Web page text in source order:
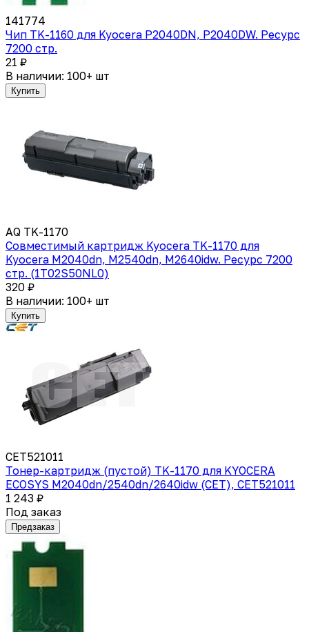
141774
Чип TK-1160 для Kyocera P2040DN, P2040DW. Ресурс
7200 стр.
21 ₽
В наличии: 100+ шт
Купить
AQ TK-1170
Cовместимый картридж Kyocera TK-1170 для
Kyocera M2040dn, M2540dn, M2640idw. Ресурс 7200
стр. (1T02S50NL0)
320 ₽
В наличии: 100+ шт
Купить
CET521011
Тонер-картридж (пустой) TK-1170 для KYOCERA
ECOSYS M2040dn/2540dn/2640idw (CET), CET521011
1 243 ₽
Под заказ
Предзаказ